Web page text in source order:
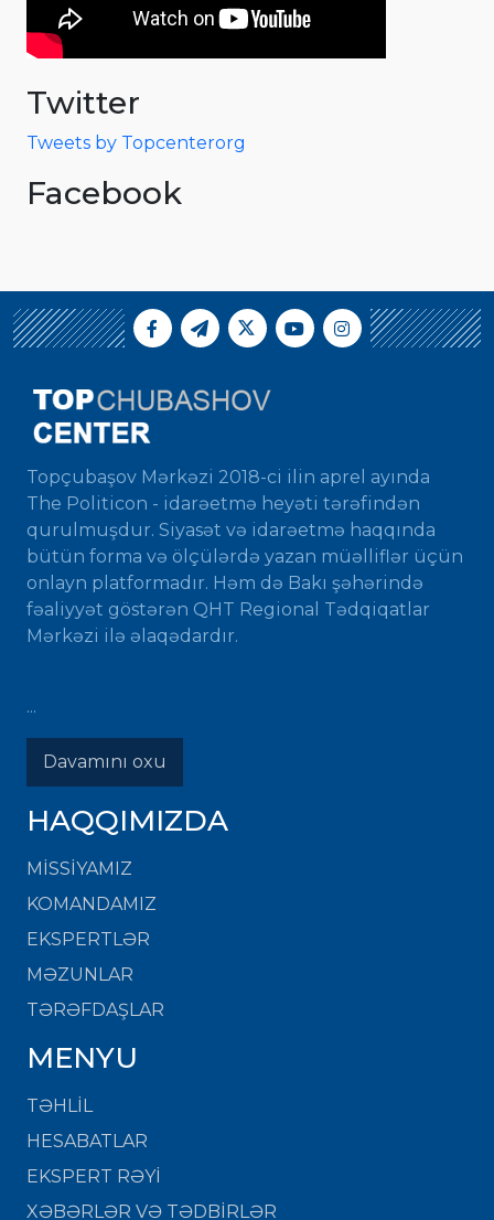
Twitter
Tweets by Topcenterorg
Facebook
Topçubaşov Mərkəzi 2018-ci ilin aprel ayında
The Politicon - idarəetmə heyəti tərəfindən
qurulmuşdur. Siyasət və idarəetmə haqqında
bütün forma və ölçülərdə yazan müəlliflər üçün
onlayn platformadır. Həm də Bakı şəhərində
fəaliyyət göstərən QHT Regional Tədqiqatlar
Mərkəzi ilə əlaqədardır.
...
Davamını oxu
HAQQIMIZDA
MISSIYAMIZ
KOMANDAMIZ
EKSPERTLƏR
MƏZUNLAR
TƏRƏFDAŞLAR
MENYU
TƏHLİL
HESABATLAR
EKSPERT RƏYİ
XƏBƏRLƏR VƏ TƏDBİRLƏR